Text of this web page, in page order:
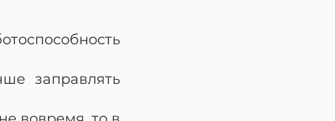
заправлять